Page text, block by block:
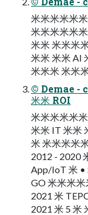
米米米米米
米米米米米
米米 米米米
米米 米米 AI
米米米 米米
© Demae -
米米 ROI
米米米米米
米米 IT 米米
米 米米米米
2012 - 2020
App/IoT 米
GO 米米米
2021 米
2021 米 5 米